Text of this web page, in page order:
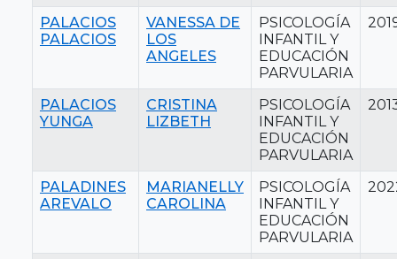
PALACIOS
PALACIOS
VANESSA DE
LOS
ANGELES
PSICOLOGÍA
INFANTIL Y
EDUCACIÓN
PARVULARIA
PALACIOS
YUNGA
CRISTINA
LIZBETH
PSICOLOGÍA
INFANTIL Y
EDUCACIÓN
PARVULARIA
PALADINES
AREVALO
MARIANELLY
CAROLINA
PSICOLOGÍA
INFANTIL Y
EDUCACIÓN
PARVULARIA